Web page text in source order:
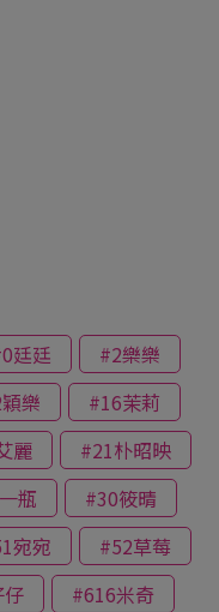
廷廷
#2樂樂
樂
#16茉莉
麗
#21朴昭映
瓶
#30筱晴
宛宛
#52草莓
#616米奇